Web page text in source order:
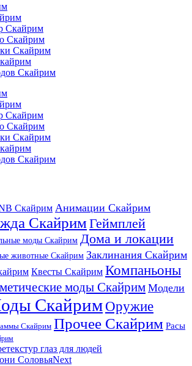
Скайрим
Скайрим
Скайрим
Скайрим
Скайрим
Скайрим
Скайрим
Скайрим
Скайрим Анимации Скайрим
СкайримГеймплей
моды Скайрим Дома и локации
животные Скайрим Заклинания Скайрим
Квесты Скайрим Компаньоны
моды Скайрим Модели
СкайримОружие
Скайрим Прочее Скайрим Расы
глаз для людей
СоловьяNext